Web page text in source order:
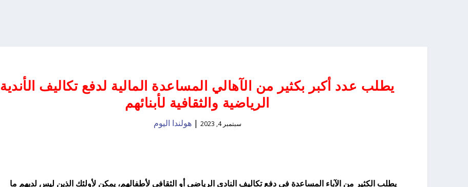
يطلب عدد أكبر بكثير من الآهالي المساعدة المالية لدفع تكاليف الأندية
الرياضية والثقافية لأبنائهم
سبتمبر 4, 2023 |هولندا اليوم
يطلب الكثير من الآباء المساعدة في دفع تكاليف النادي الرياضي أو الثقافي لأطفالهم، يمكن لأولئك الذين ليس لديهم ما